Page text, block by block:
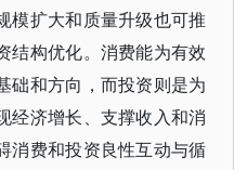
模扩大和质量升级也可推
结构优化。消费能为有效
础和方向，而投资则是为
经济增长、支撑收入和消
消费和投资良性互动与循